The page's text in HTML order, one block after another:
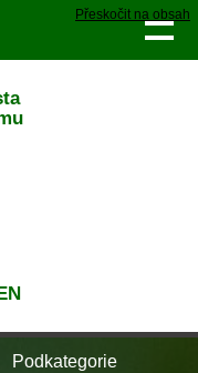
Přeskočit na obsah
EN
Podkategorie